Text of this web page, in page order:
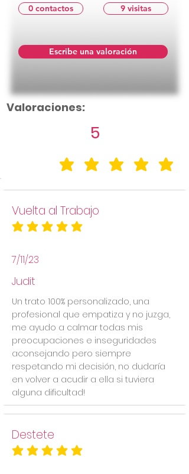
0 contactos 9 visitas
Escribe una valoración
Valoraciones:
5
la calificación
Vuelta al Trabajo
la calificación promedio es 5 de 5
7/11/23
Judit
Un trato 100% personalizado, una
profesional que empatiza y no juzga,
me ayudo a calmar todas mis
preocupaciones e inseguridades
aconsejando pero siempre
respetando mi decisión, no dudaría
en volver a acudir a ella si tuviera
alguna dificultad!
Destete
la calificación promedio es 5 de 5